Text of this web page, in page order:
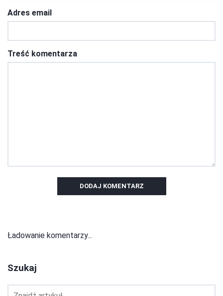
Adres email
Treść komentarza
DODAJ KOMENTARZ
Ładowanie komentarzy...
Szukaj